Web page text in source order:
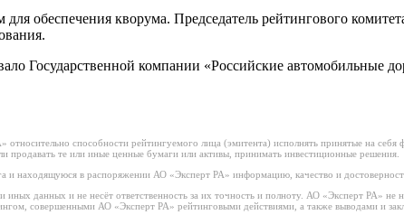
обеспечения кворума. Председатель рейтингового
Государственной компании «Российские автомобильные
способности рейтингуемого лица (эмитента) исполнять принятые на себя
продавать те или иные ценные бумаги или активы, принимать инвестиционные решения.
находящуюся в распоряжении АО «Эксперт РА» информацию, качество и
данных и не несёт ответственность за их точность и полноту. АО «Эксперт РА» не
совершенными АО «Эксперт РА» рейтинговыми действиями, а также выводами и